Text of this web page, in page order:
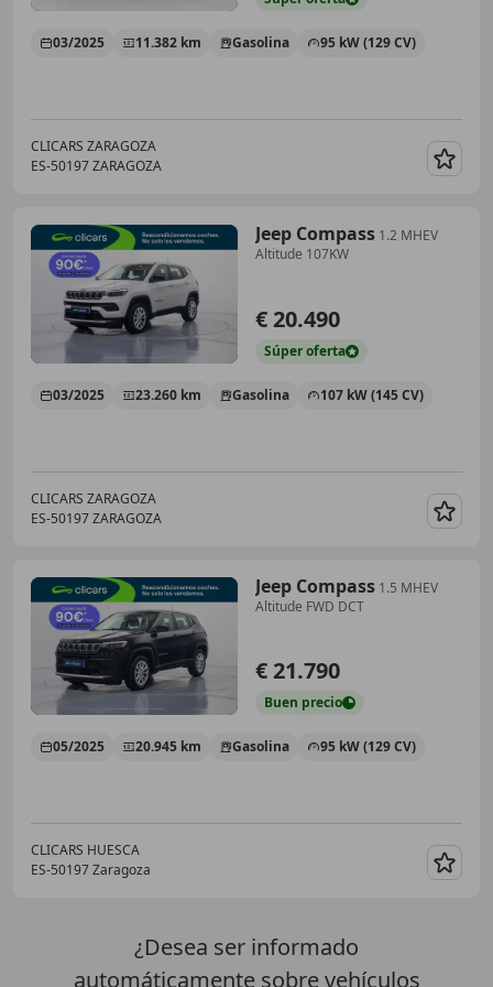
03/2025 11.382 km Gasolina 95 kW (129 CV)
CLICARS ZARAGOZA
ES-50197 ZARAGOZA
Jeep Compass 1.2 MHEV
Altitude 107KW
€ 20.490
Súperoferta
03/2025 23.260 km Gasolina 107 kW (145 CV)
CLICARS ZARAGOZA
ES-50197 ZARAGOZA
Jeep Compass 1.5 MHEV
Altitude FWD DCT
€ 21.790
Buen precio
05/2025 20.945 km Gasolina 95 kW (129 CV)
CLICARS HUESCA
ES-50197 Zaragoza
¿Desea ser informado
automáticamente sobre vehículos